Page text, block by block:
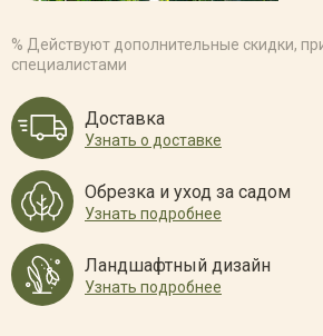
% Действуют дополнительные скидки,
специалистами
Доставка
Узнать о доставке
Обрезка и уход за садом
Узнать подробнее
Ландшафтный дизайн
Узнать подробнее